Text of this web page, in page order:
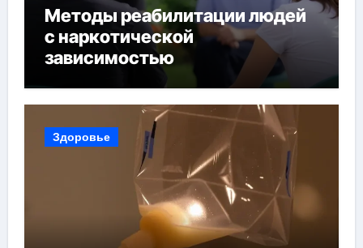
Методы реабилитации людей
с наркотической
зависимостью
Здоровье